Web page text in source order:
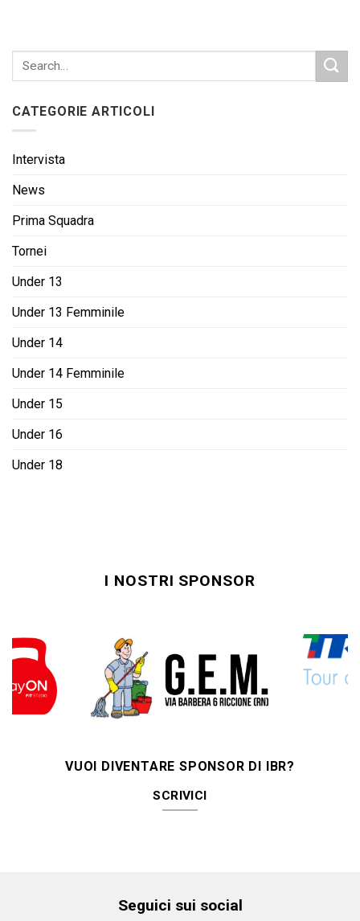
CATEGORIE ARTICOLI
Intervista
News
Prima Squadra
Tornei
Under 13
Under 13 Femminile
Under 14
Under 14 Femminile
Under 15
Under 16
Under 18
I NOSTRI SPONSOR
VUOI DIVENTARE SPONSOR DI IBR?
SCRIVICI
Seguici sui social